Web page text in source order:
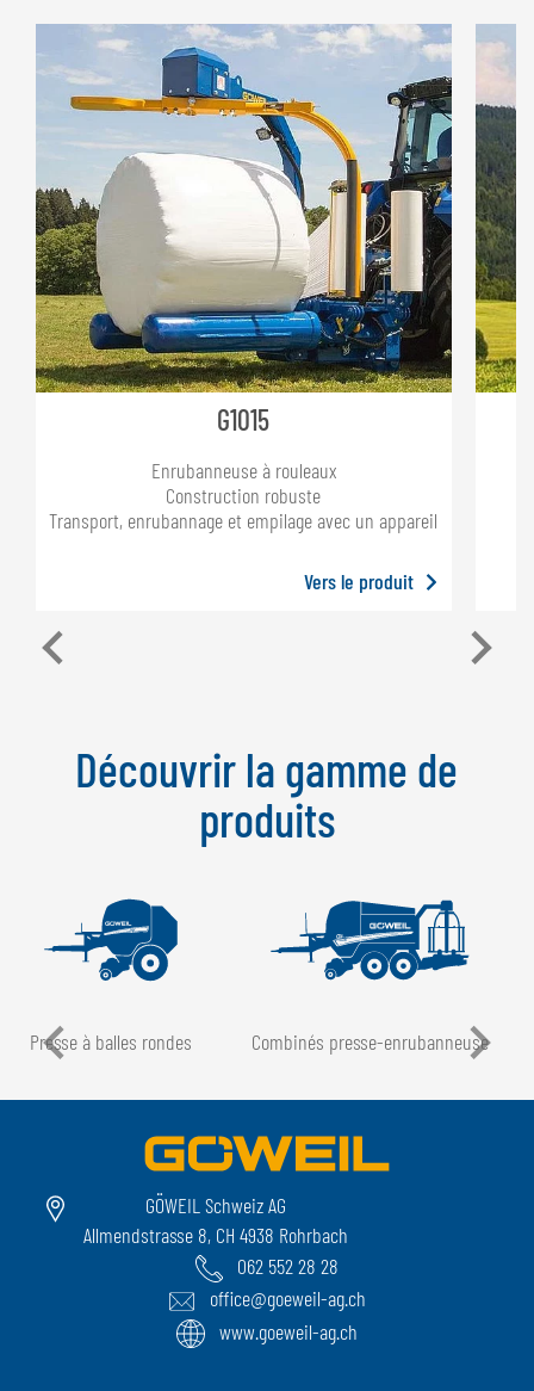
G1015
Enrubanneuse à rouleaux
Construction robuste
Transport, enrubannage et empilage avec un appareil
Vers le produit
Découvrir la gamme de
produits
Presse à balles rondes Combinés presse-enrubanneuse
GÖWEIL Schweiz AG
Allmendstrasse 8, CH 4938 Rohrbach
062 552 28 28
office@goeweil-ag.ch
www.goeweil-ag.ch